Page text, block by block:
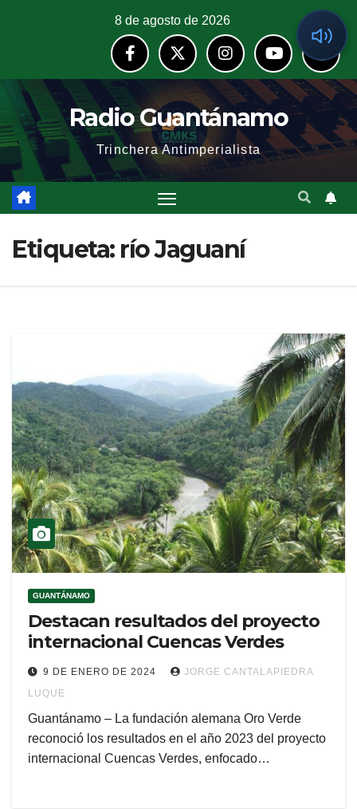
8 de agosto de 2026
Radio Guantánamo
Trinchera Antimperialista
Etiqueta: río Jaguaní
GUANTÁNAMO
Destacan resultados del proyecto
internacional Cuencas Verdes
9 DE ENERO DE 2024
JORGE CANTALAPIEDRA
LUQUE
Guantánamo – La fundación alemana Oro Verde
reconoció los resultados en el año 2023 del proyecto
internacional Cuencas Verdes, enfocado…